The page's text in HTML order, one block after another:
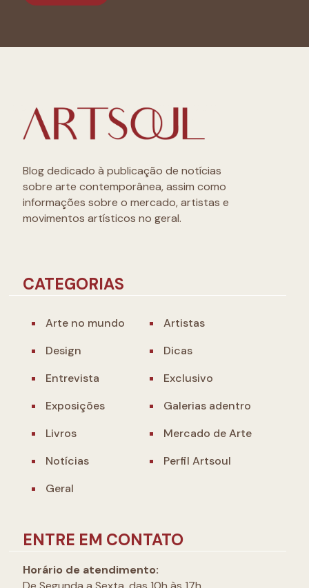
Blog dedicado à publicação de notícias
sobre arte contemporânea, assim como
informações sobre o mercado, artistas e
movimentos artísticos no geral.
CATEGORIAS
Arte no mundo
Artistas
Design
Dicas
Entrevista
Exclusivo
Exposições
Galerias adentro
Livros
Mercado de Arte
Notícias
Perfil Artsoul
Geral
ENTRE EM CONTATO
Horário de atendimento: